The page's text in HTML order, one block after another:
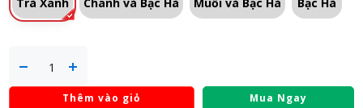
Thêm vào giỏ Mua Ngay